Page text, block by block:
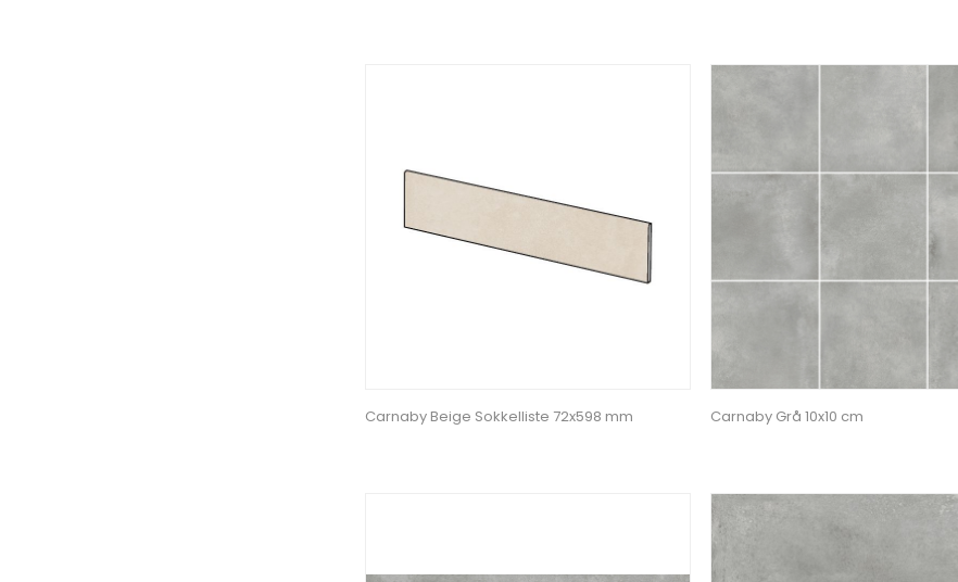
Carnaby Beige Sokkelliste 72x598 mm Carnaby Grå 10x10 cm